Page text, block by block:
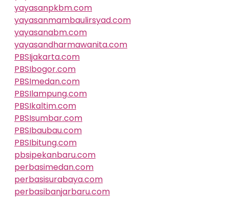
yayasanpkbm.com
yayasanmambaulirsyad.com
yayasanabm.com
yayasandharmawanita.com
PBSIjakarta.com
PBSIbogor.com
PBSImedan.com
PBSIlampung.com
PBSIkaltim.com
PBSIsumbar.com
PBSIbaubau.com
PBSIbitung.com
pbsipekanbaru.com
perbasimedan.com
perbasisurabaya.com
perbasibanjarbaru.com